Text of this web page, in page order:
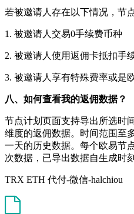
若被邀请人存在以下情况，节
1. 被邀请人交易0手续费币种
2. 被邀请人使用返佣卡抵扣手
3. 被邀请人享有特殊费率或是
八、如何查看我的返佣数据？
节点计划页面支持导出所选时
维度的返佣数据。时间范围至
一天的历史数据。每个欧易节
次数据，已导出数据自生成时
TRX ETH 代付-微信-halchiou